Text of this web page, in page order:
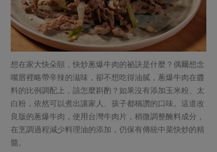
想在家大快朵頤，快炒蔥爆牛肉的祕訣是什麼？偶爾想念
嘴唇裡略帶辛辣的滋味，卻不想吃得油膩，蔥爆牛肉在醬
料的比例調配上，該怎麼斟酌？如果沒有添加玉米粉、太
白粉，依然可以煮出讓家人、孩子都稱讚的口味。這道改
良版的蔥爆牛肉，使用台灣牛肉片，稍微調整醃料成分，
在烹調過程減少料理油的添加，仍保有傳統中菜快炒的精
髓。